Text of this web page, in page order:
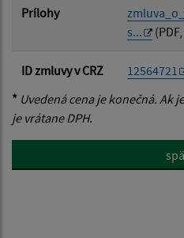
Prílohy
s...
ID zmluvy v CRZ
12564721
* Uvedená cena je konečná. Ak
je vrátane DPH.